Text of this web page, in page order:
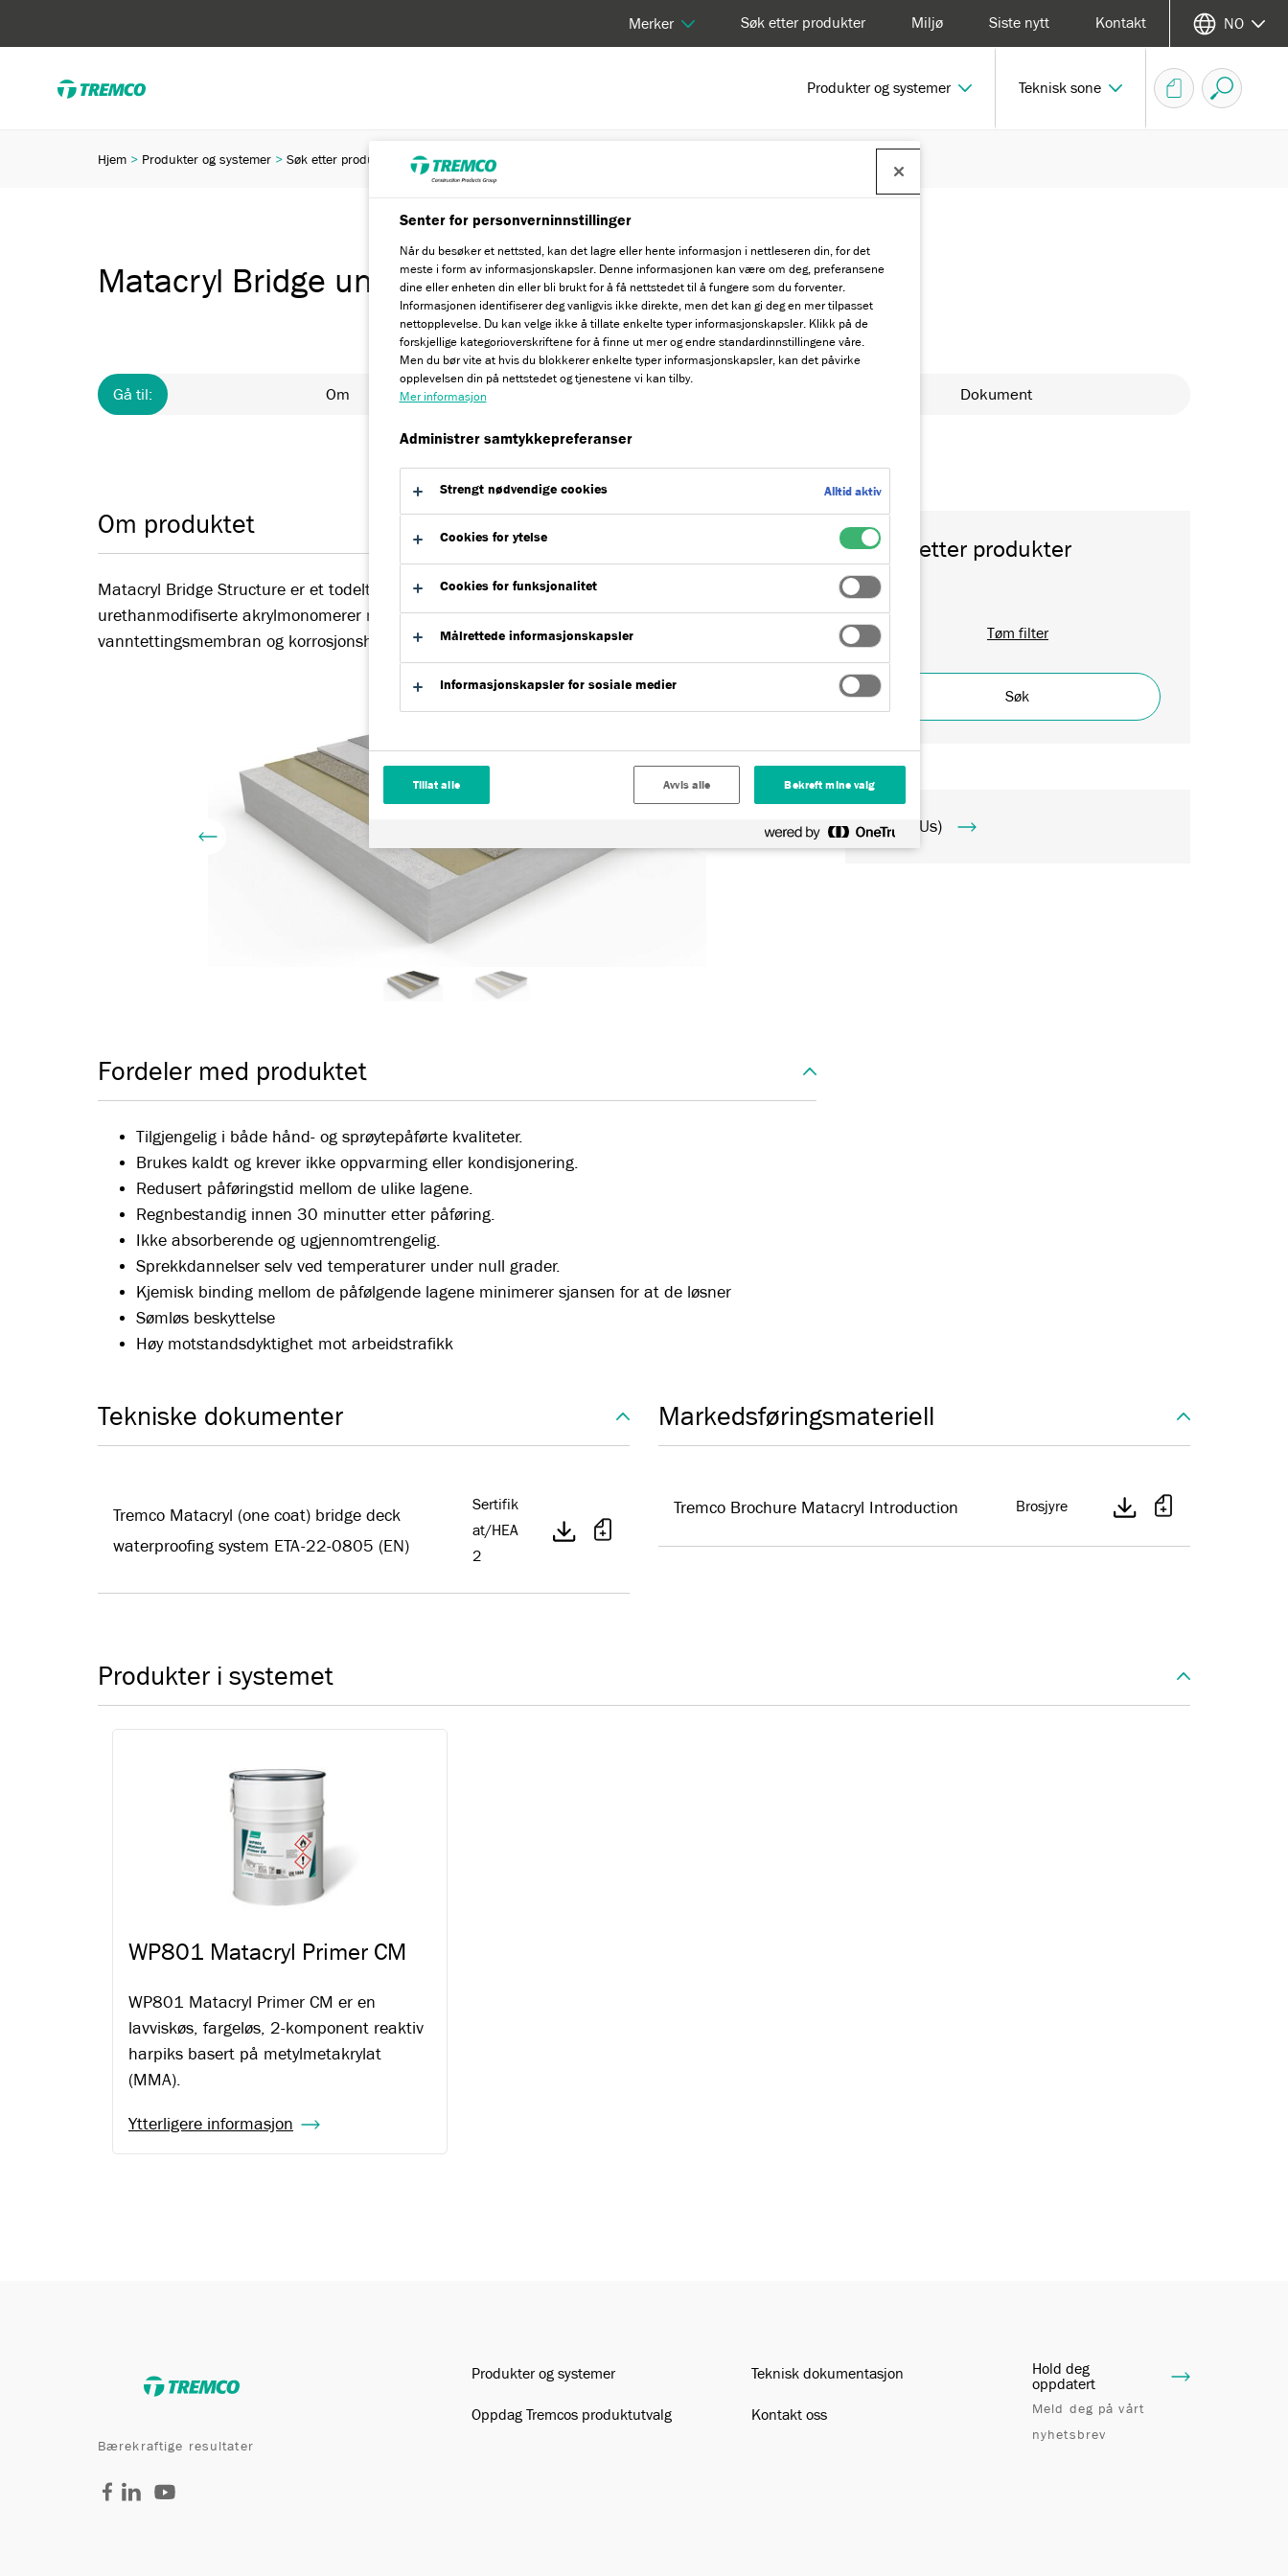
Produkter og systemer Teknisk sone
Søk etter produkter Miljø Siste nytt Kontakt
Merker NO
Matacryl Bridge under Asphalt (1B/4)
Hjem Produkter og systemer Søk etter produkter Matacryl Bridge under Asphalt (1B/4)
Gå til: Om Dokument
Søk etter produkter
Tøm filter
Søk
(Talk To Us)
Om produktet
Matacryl Bridge Structure er et todelt, flytende polymermembransystem basert på
urethanmodifiserte akrylmonomerer monomerer (PUMA-teknologi) og brukes som en sømløs
vanntettingsmembran og korrosjonshindring for broer under asfalt mindre enn 10 cm.
Fordeler med produktet
Tilgjengelig i både hånd- og sprøytepåførte kvaliteter.
Brukes kaldt og krever ikke oppvarming eller kondisjonering.
Redusert påføringstid mellom de ulike lagene.
Regnbestandig innen 30 minutter etter påføring.
Ikke absorberende og ugjennomtrengelig.
Sprekkdannelser selv ved temperaturer under null grader.
Kjemisk binding mellom de påfølgende lagene minimerer sjansen for at de løsner
Sømløs beskyttelse
Høy motstandsdyktighet mot arbeidstrafikk
Tekniske dokumenter
Tremco Matacryl (one coat) bridge deck
waterproofing system ETA-22-0805 (EN)
Sertifik
at/HEA
2
Markedsføringsmateriell
Tremco Brochure Matacryl Introduction Brosjyre
Produkter i systemet
WP801 Matacryl Primer CM
WP801 Matacryl Primer CM er en
lavviskøs, fargeløs, 2-komponent reaktiv
harpiks basert på metylmetakrylat
(MMA).
Ytterligere informasjon
Bærekraftige resultater
Produkter og systemer
Oppdag Tremcos produktutvalg
Teknisk dokumentasjon
Kontakt oss
Hold deg
oppdatert
Meld deg på vårt
nyhetsbrev
Senter for personverninnstillinger
Når du besøker et nettsted, kan det lagre eller hente informasjon i nettleseren din, for det
meste i form av informasjonskapsler. Denne informasjonen kan være om deg, preferansene
dine eller enheten din eller bli brukt for å få nettstedet til å fungere som du forventer.
Informasjonen identifiserer deg vanligvis ikke direkte, men det kan gi deg en mer tilpasset
nettopplevelse. Du kan velge ikke å tillate enkelte typer informasjonskapsler. Klikk på de
forskjellige kategorioverskriftene for å finne ut mer og endre standardinnstillingene våre.
Men du bør vite at hvis du blokkerer enkelte typer informasjonskapsler, kan det påvirke
opplevelsen din på nettstedet og tjenestene vi kan tilby.
Mer informasjon
Administrer samtykkepreferanser
Strengt nødvendige cookies Alltid aktiv
Cookies for ytelse
Cookies for funksjonalitet
Målrettede informasjonskapsler
Informasjonskapsler for sosiale medier
Tillat alle Avvis alle Bekreft mine valg